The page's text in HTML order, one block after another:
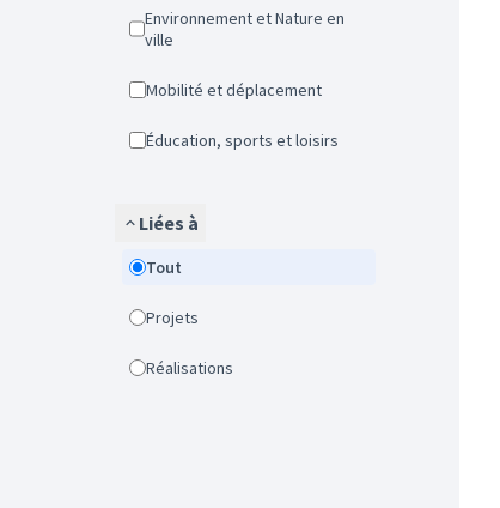
Environnement et Nature en
ville
Mobilité et déplacement
Éducation, sports et loisirs
Liées à
Tout
Projets
Réalisations